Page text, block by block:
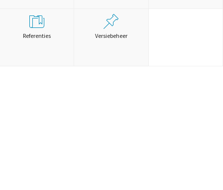
Referenties Versiebeheer